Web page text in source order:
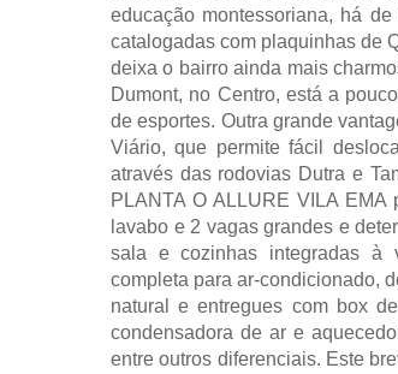
educação montessoriana, há
catalogadas com plaquinhas de
deixa o bairro ainda mais
Dumont, no Centro, está a
de esportes. Outra grande
Viário, que permite fácil
através das rodovias Dutra e
PLANTA O ALLURE VILA
lavabo e 2 vagas grandes e
sala e cozinhas integradas à
completa para ar-condicionado,
natural e entregues com box
condensadora de ar e
entre outros diferenciais. Este